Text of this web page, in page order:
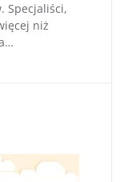
Specjaliści,
niż